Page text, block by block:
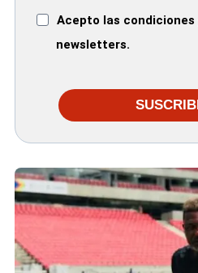
Acepto las
newsletters.